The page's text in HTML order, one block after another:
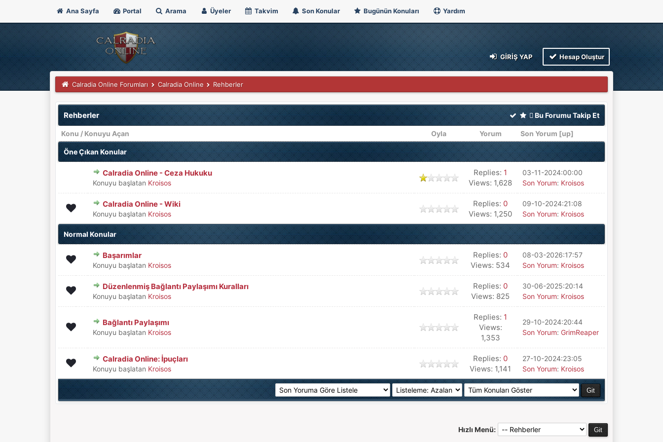
Ana Sayfa Portal Arama Üyeler Takvim Son Konular Bugünün Konuları Yardım
GIRIŞ YAP Hesap Oluştur
Calradia Online Forumları Calradia Online Rehberler
Bu Forumu Takip Et
Rehberler
Konu / Konuyu Açan Oyla Yorum Son Yorum [up]
Öne Çıkan Konular
Calradia Online - Ceza Hukuku
Konuyu başlatan Kroisos
Derecelendirme: 1/5 - 1 oy
12345
Replies: 1
Views: 1,628
03-11-2024:00:00
Son Yorum: Kroisos
Calradia Online - Wiki
Konuyu başlatan Kroisos
Derecelendirme: 0/5 - 0 oy
12
Replies: 0
Views: 1,250
09-10-2024:21:08
Son Yorum: Kroisos
Normal Konular
Başarımlar
Konuyu başlatan Kroisos
Derecelendirme: 0/5 - 0 oy
Replies: 0
Views: 534
08-03-2026:17:57
Son Yorum: Kroisos
Düzenlenmiş Bağlantı Paylaşımı Kuralları
Konuyu başlatan Kroisos
Derecelendirme: 0/5 - 0 oy
12 345
Replies: 0
Views: 825
30-06-2025:20:14
Son Yorum: Kroisos
Bağlantı Paylaşımı
Konuyu başlatan Kroisos
Derecelendirme: 0/5 - 0 oy
Replies: 1
Views:
1,353
29-10-2024:20:44
Son Yorum: GrimReaper
Calradia Online: İpuçları
Konuyu başlatan Kroisos
Derecelendirme: 0/5 - 0 oy
1234
Replies: 0
Views: 1,141
27-10-2024:23:05
Son Yorum: Kroisos
Hızlı Menü: